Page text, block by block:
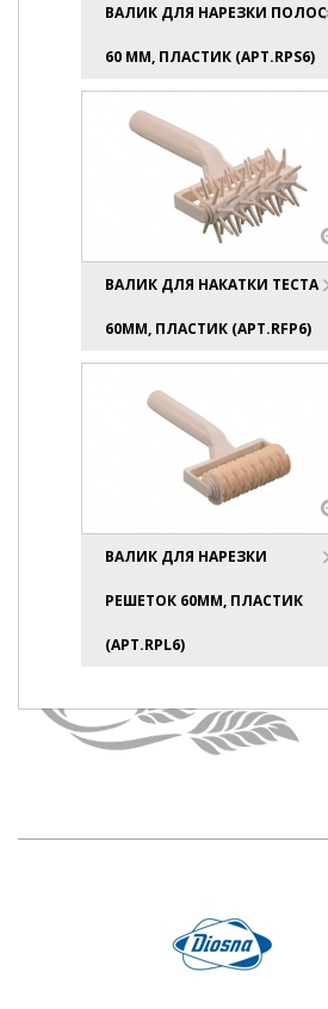
ВАЛИК ДЛЯ НАРЕЗКИ ПОЛОС
60 ММ, ПЛАСТИК (АРТ.RPS6)
ВАЛИК ДЛЯ НАКАТКИ ТЕСТА
60ММ, ПЛАСТИК (АРТ.RFP6)
ВАЛИК ДЛЯ НАРЕЗКИ
РЕШЕТОК 60ММ, ПЛАСТИК
(АРТ.RPL6)